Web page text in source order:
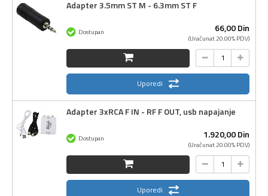
Adapter 3.5mm ST M - 6.3mm ST F
66,00Din
(Uračunat 20.00% PDV)
Dostupan
Uporedi
Adapter 3xRCA F IN - RF F OUT, usb napajanje
1.920,00Din
(Uračunat 20.00% PDV)
Dostupan
Uporedi